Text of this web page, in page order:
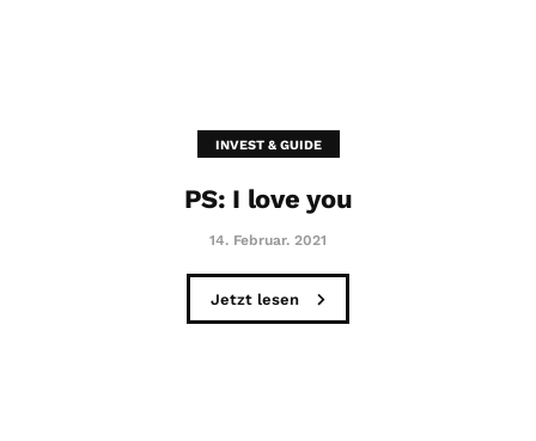
INVEST & GUIDE
PS: I love you
14. Februar. 2021
Jetzt lesen